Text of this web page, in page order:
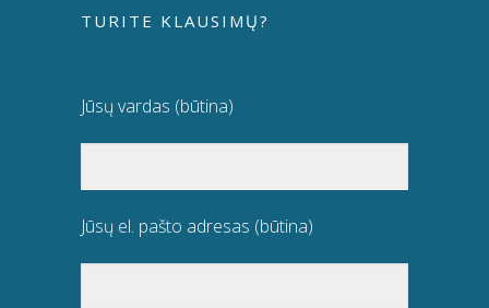
TURITE KLAUSIMŲ?
Jūsų vardas (būtina)
Jūsų el. pašto adresas (būtina)